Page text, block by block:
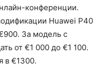
конференции.
Huawei P40
За модель с
от €1 000 до €1 100.
в €1300.